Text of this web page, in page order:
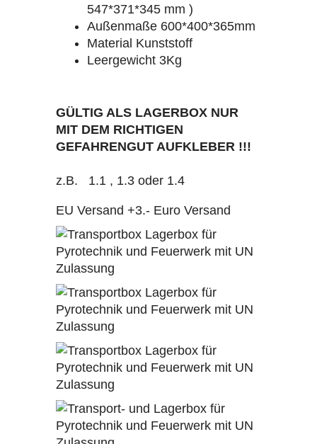
547*371*345 mm )
Außenmaße 600*400*365mm
Material Kunststoff
Leergewicht 3Kg
GÜLTIG ALS LAGERBOX NUR
MIT DEM RICHTIGEN
GEFAHRENGUT AUFKLEBER !!!
z.B. 1.1 , 1.3 oder 1.4
EU Versand +3.- Euro Versand